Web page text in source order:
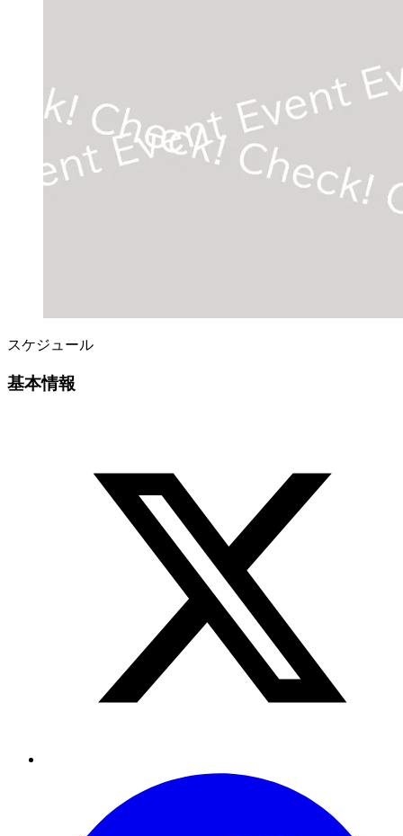
スケジュール
基本情報